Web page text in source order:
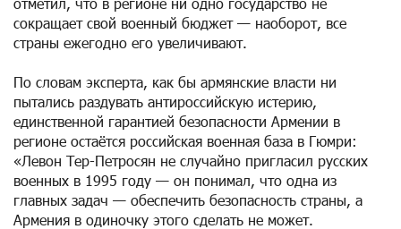
сокращает свой военный бюджет — наоборот, все
страны ежегодно его увеличивают.
По словам эксперта, как бы армянские власти ни
пытались раздувать антироссийскую истерию,
единственной гарантией безопасности Армении в
регионе остаётся российская военная база в Гюмри:
«Левон Тер-Петросян не случайно пригласил русских
военных в 1995 году — он понимал, что одна из
главных задач — обеспечить безопасность страны, а
Армения в одиночку этого сделать не может.